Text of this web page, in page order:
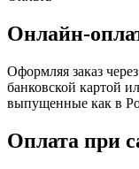
Онлайн-
Оформляя заказ
банковской картой
выпущенные как в
Оплата при